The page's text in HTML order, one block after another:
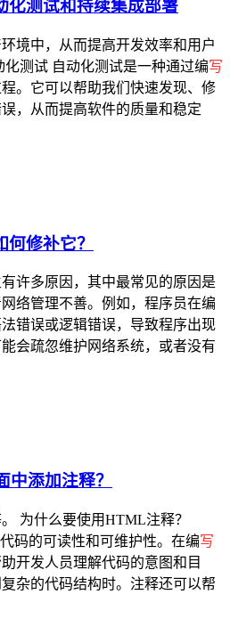
化测试和持续集成部署
境中，从而提高开发效率和用户
化测试 自动化测试是一种通过编写
。它可以帮助我们快速发现、修
，从而提高软件的质量和稳定
何修补它？
许多原因，其中最常见的原因是
络管理不善。例如，程序员在编
错误或逻辑错误，导致程序出现
会疏忽维护网络系统，或者没有
添加注释？
为什么要使用HTML注释？
码的可读性和可维护性。在编写
开发人员理解代码的意图和目
杂的代码结构时。注释还可以帮